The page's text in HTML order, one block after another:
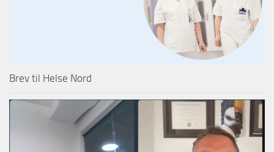
Brev til Helse Nord